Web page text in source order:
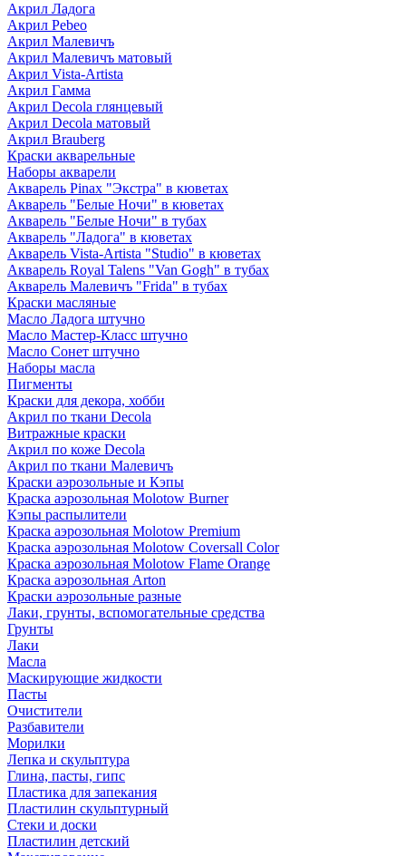
Акрил Ладога
Акрил Pebeo
Акрил Малевичъ
Акрил Малевичъ матовый
Акрил Vista-Artista
Акрил Гамма
Акрил Decola глянцевый
Акрил Decola матовый
Акрил Brauberg
Краски акварельные
Наборы акварели
Акварель Pinax "Экстра" в кюветах
Акварель "Белые Ночи" в кюветах
Акварель "Белые Ночи" в тубах
Акварель "Ладога" в кюветах
Акварель Vista-Artista "Studio" в кюветах
Акварель Royal Talens "Van Gogh" в тубах
Акварель Малевичъ "Frida" в тубах
Краски масляные
Масло Ладога штучно
Масло Мастер-Класс штучно
Масло Сонет штучно
Наборы масла
Пигменты
Краски для декора, хобби
Акрил по ткани Decola
Витражные краски
Акрил по коже Decola
Акрил по ткани Малевичъ
Краски аэрозольные и Кэпы
Краска аэрозольная Molotow Burner
Кэпы распылители
Краска аэрозольная Molotow Premium
Краска аэрозольная Molotow Coversall Color
Краска аэрозольная Molotow Flame Orange
Краска аэрозольная Arton
Краски аэрозольные разные
Лаки, грунты, вспомогательные средства
Грунты
Лаки
Масла
Маскирующие жидкости
Пасты
Очистители
Разбавители
Морилки
Лепка и скульптура
Глина, пасты, гипс
Пластика для запекания
Пластилин скульптурный
Стеки и доски
Пластилин детский